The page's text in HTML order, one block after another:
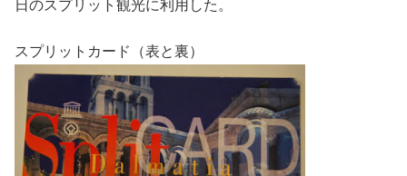
日のスプリット観光に利用した。
スプリットカード（表と裏）